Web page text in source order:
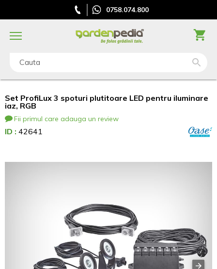
0758.074.800
Cauta
Set ProfiLux 3 spoturi plutitoare LED pentru iluminare
iaz, RGB
Fii primul care adauga un review
ID : 42641